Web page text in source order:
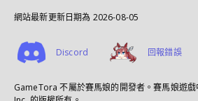
網站最新更新日期為 2026-08-05
Discord 回報錯誤
GameTora 不屬於賽馬娘的開發者。賽馬娘遊